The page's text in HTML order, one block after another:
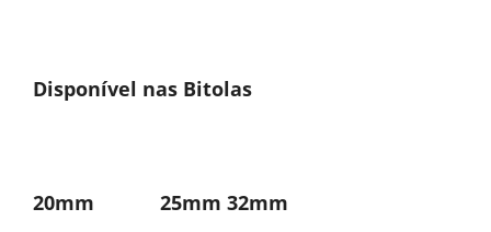
Disponível nas Bitolas
20mm 25mm 32mm